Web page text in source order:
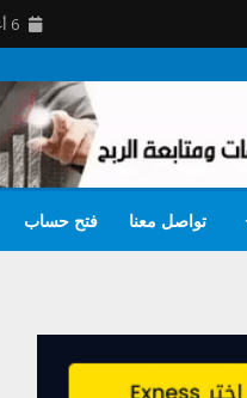
6 أغسطس، 2026
تواصل معنا فتح حساب